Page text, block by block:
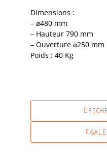
Dimensions :
– ⌀480 mm
– Hauteur 790 mm
– Ouverture ⌀250 mm
Poids : 40 Kg